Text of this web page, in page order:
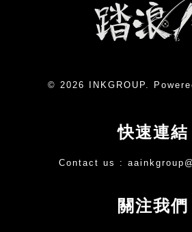
© 2026 INKGROUP.
快速連結
Contact us :
關注我們